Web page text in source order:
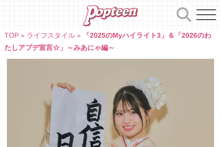
TOP» ライフスタイル»
「2025のMyハイライト3」＆「2026のわ
たしアプデ宣言☆」～みあにゃ編～